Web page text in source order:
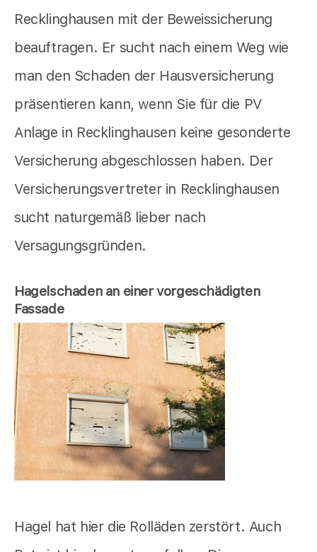
Recklinghausen mit der Beweissicherung
beauftragen. Er sucht nach einem Weg wie
man den Schaden der Hausversicherung
präsentieren kann, wenn Sie für die PV
Anlage in Recklinghausen keine gesonderte
Versicherung abgeschlossen haben. Der
Versicherungsvertreter in Recklinghausen
sucht naturgemäß lieber nach
Versagungsgründen.
Hagelschaden an einer vorgeschädigten
Fassade
Hagel hat hier die Rolläden zerstört. Auch